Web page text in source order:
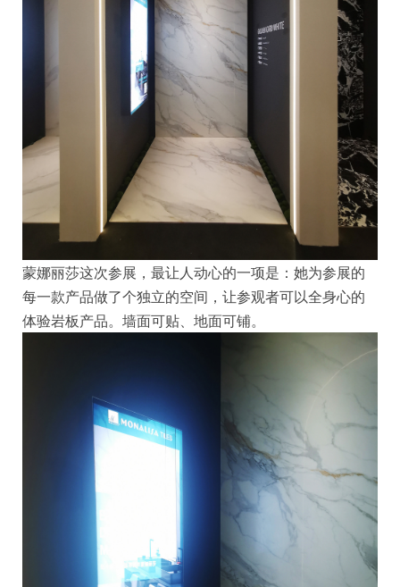
蒙娜丽莎这次参展，最让人动心的一项是：她为参展的
每一款产品做了个独立的空间，让参观者可以全身心的
体验岩板产品。墙面可贴、地面可铺。